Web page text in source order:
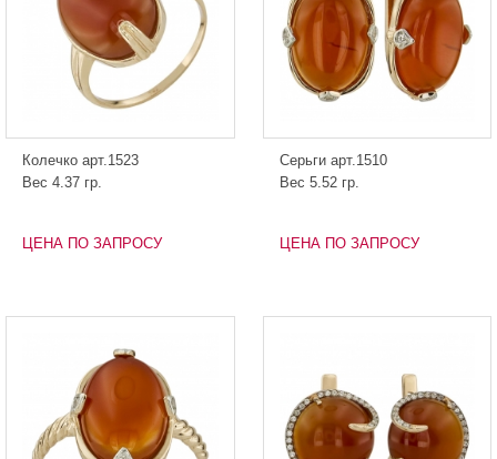
Колечко арт.1523
Вес 4.37 гр.
ЦЕНА ПО ЗАПРОСУ
Серьги арт.1510
Вес 5.52 гр.
ЦЕНА ПО ЗАПРОСУ